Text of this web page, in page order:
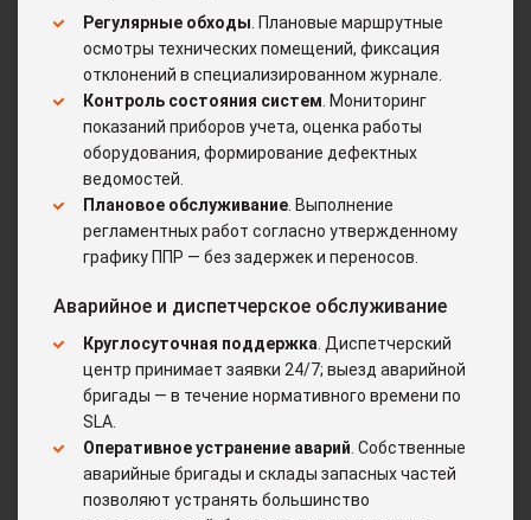
Регулярные обходы . Плановые маршрутные
осмотры технических помещений, фиксация
отклонений в специализированном журнале.
Контроль состояния систем . Мониторинг
показаний приборов учета, оценка работы
оборудования, формирование дефектных
ведомостей.
Плановое обслуживание . Выполнение
регламентных работ согласно утвержденному
графику ППР — без задержек и переносов.
Аварийное и диспетчерское обслуживание
Круглосуточная поддержка . Диспетчерский
центр принимает заявки 24/7; выезд аварийной
бригады — в течение нормативного времени по
SLA.
Оперативное устранение аварий . Собственные
аварийные бригады и склады запасных частей
позволяют устранять большинство